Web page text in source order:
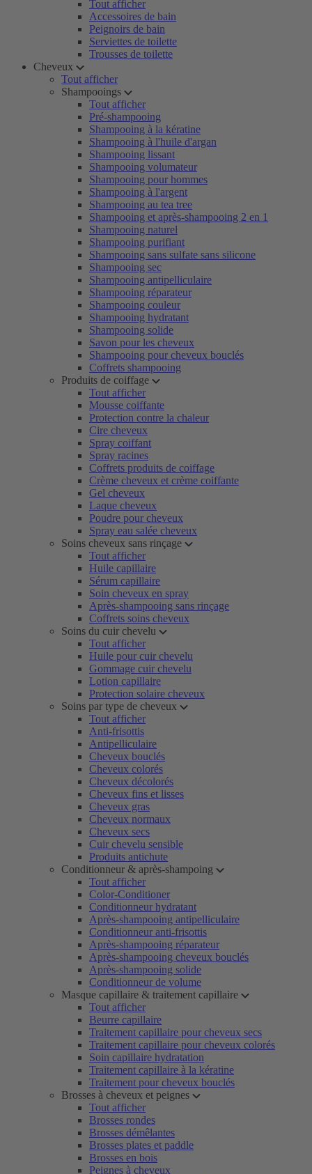
Tout afficher
Accessoires de bain
Peignoirs de bain
Serviettes de toilette
Trousses de toilette
Cheveux
Tout afficher
Shampooings
Tout afficher
Pré-shampooing
Shampooing à la kératine
Shampooing à l'huile d'argan
Shampooing lissant
Shampooing volumateur
Shampooing pour hommes
Shampooing à l'argent
Shampooing au tea tree
Shampooing et après-shampooing 2 en 1
Shampooing naturel
Shampooing purifiant
Shampooing sans sulfate sans silicone
Shampooing sec
Shampooing antipelliculaire
Shampooing réparateur
Shampooing couleur
Shampooing hydratant
Shampooing solide
Savon pour les cheveux
Shampooing pour cheveux bouclés
Coffrets shampooing
Produits de coiffage
Tout afficher
Mousse coiffante
Protection contre la chaleur
Cire cheveux
Spray coiffant
Spray racines
Coffrets produits de coiffage
Crème cheveux et crème coiffante
Gel cheveux
Laque cheveux
Poudre pour cheveux
Spray eau salée cheveux
Soins cheveux sans rinçage
Tout afficher
Huile capillaire
Sérum capillaire
Soin cheveux en spray
Après-shampooing sans rinçage
Coffrets soins cheveux
Soins du cuir chevelu
Tout afficher
Huile pour cuir chevelu
Gommage cuir chevelu
Lotion capillaire
Protection solaire cheveux
Soins par type de cheveux
Tout afficher
Anti-frisottis
Antipelliculaire
Cheveux bouclés
Cheveux colorés
Cheveux décolorés
Cheveux fins et lisses
Cheveux gras
Cheveux normaux
Cheveux secs
Cuir chevelu sensible
Produits antichute
Conditionneur & après-shampoing
Tout afficher
Color-Conditioner
Conditionneur hydratant
Après-shampooing antipelliculaire
Conditionneur anti-frisottis
Après-shampooing réparateur
Après-shampooing cheveux bouclés
Après-shampooing solide
Conditionneur de volume
Masque capillaire & traitement capillaire
Tout afficher
Beurre capillaire
Traitement capillaire pour cheveux secs
Traitement capillaire pour cheveux colorés
Soin capillaire hydratation
Traitement capillaire à la kératine
Traitement pour cheveux bouclés
Brosses à cheveux et peignes
Tout afficher
Brosses rondes
Brosses démêlantes
Brosses plates et paddle
Brosses en bois
Peignes à cheveux